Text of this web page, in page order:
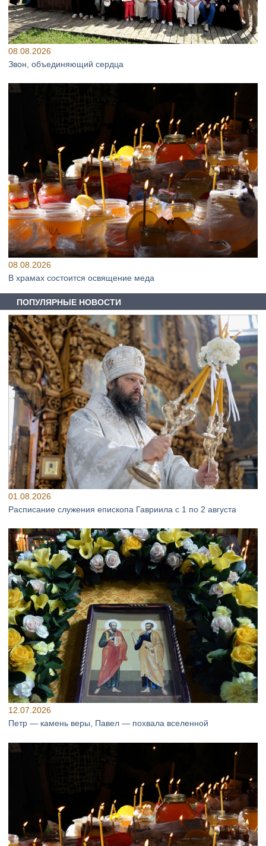
08.08.2026
Звон, объединяющий сердца
08.08.2026
В храмах состоится освящение меда
ПОПУЛЯРНЫЕ НОВОСТИ
01.08.2026
Расписание служения епископа Гавриила с 1 по 2 августа
12.07.2026
Петр — камень веры, Павел — похвала вселенной